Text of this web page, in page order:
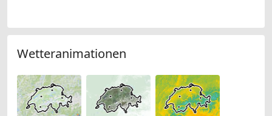
Wetteranimationen